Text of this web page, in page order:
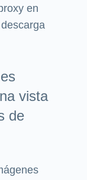
en
vista
de